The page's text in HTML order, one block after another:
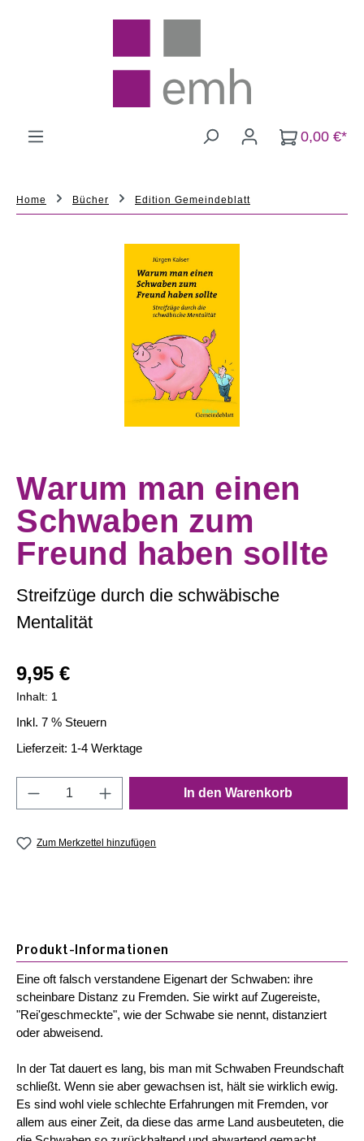
Zum Hauptinhalt springen
0,00 €*
Home Bücher Edition Gemeindeblatt
Warum man einen
Schwaben zum
Freund haben sollte
Streifzüge durch die schwäbische
Mentalität
Regulärer Preis:
9,95 €
Inhalt: 1
Inkl. 7 % Steuern
Lieferzeit: 1-4 Werktage
Produkt Anzahl: Gib den gewünschten
In den Warenkorb
Zum Merkzettel hinzufügen
Produkt-Informationen
Eine oft falsch verstandene Eigenart der Schwaben: ihre
scheinbare Distanz zu Fremden. Sie wirkt auf Zugereiste,
"Rei'geschmeckte", wie der Schwabe sie nennt, distanziert
oder abweisend.
In der Tat dauert es lang, bis man mit Schwaben Freundschaft
schließt. Wenn sie aber gewachsen ist, hält sie wirklich ewig.
Es sind wohl viele schlechte Erfahrungen mit Fremden, vor
allem aus einer Zeit, da diese das arme Land ausbeuteten, die